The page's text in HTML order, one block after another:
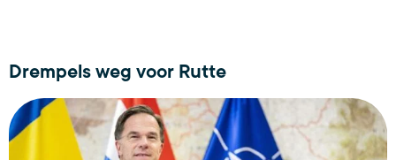
Drempels weg voor Rutte